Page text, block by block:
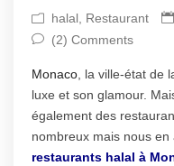
halal Restaurant
(2) Comments
Monaco , la ville-état de
luxe et son glamour.
également des
nombreux mais nous
restaurants halal à